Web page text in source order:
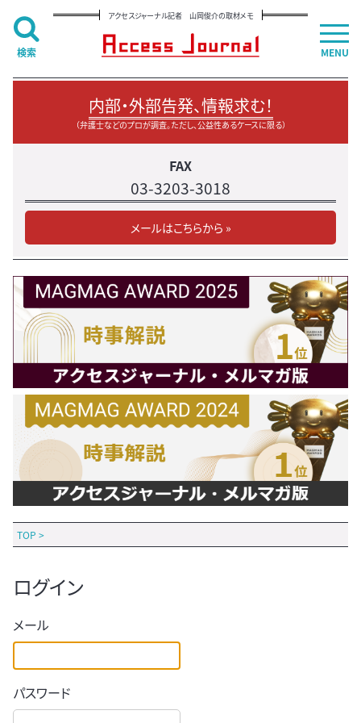
アクセスジャーナル記者 山岡俊介の取材メモ
内部・外部告発、情報求む！
（弁護士などのプロが調査。ただし、公益性あるケースに限る）
FAX
03-3203-3018
メールはこちらから »
TOP >
ログイン
メール
パスワード
MENU
検索